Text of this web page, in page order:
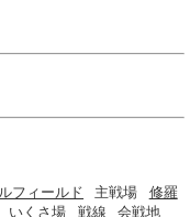
フィールド 主戦場
修羅
いくさ場 戦線
会戦地